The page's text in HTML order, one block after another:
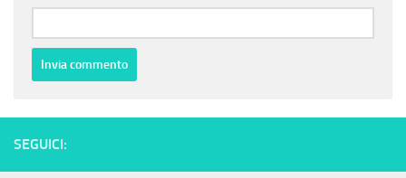
SEGUICI: